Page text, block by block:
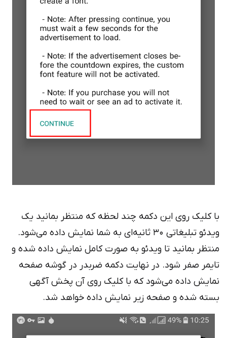
کلیک روی این دکمه چند لحظه که منتظر بمانید یک
ویدئو تبلیغاتی 30 ثانیه‌ای به شما نمایش داده می‌شود.
بمانید تا ویدئو به صورت کامل نمایش داده شده و
صفر شود. در نهایت دکمه ضربدر در گوشه صفحه
داده می‌شود که با کلیک روی آن پخش آگهی
شده و صفحه زیر نمایش داده خواهد شد.